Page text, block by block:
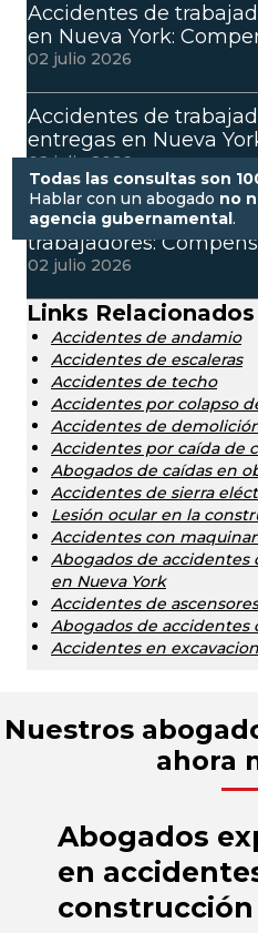
Accidentes de
en Nueva York:
02 julio 2026
Accidentes de
entregas en Nueva
02 julio 2026
Síndrome de túnel
trabajadores:
02 julio 2026
Links Relacionados
Accidentes de andamio
Accidentes de escaleras
Accidentes de techo
Accidentes por colapso
Accidentes de
Accidentes por caída de
Abogados de caídas en
Accidentes de sierra
Lesión ocular en la
Accidentes con
Abogados de accidentes
en Nueva York
Accidentes de
Abogados de accidentes
Accidentes en
Nuestros
ahora
Abogados
en
construcción
Todas las consultas son
Hablar con un abogado no
agencia gubernamental.